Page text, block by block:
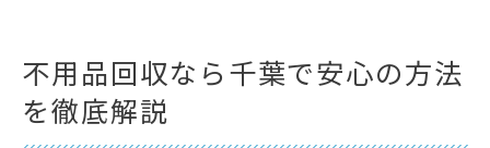
不用品回収なら千葉で安心の方法
を徹底解説